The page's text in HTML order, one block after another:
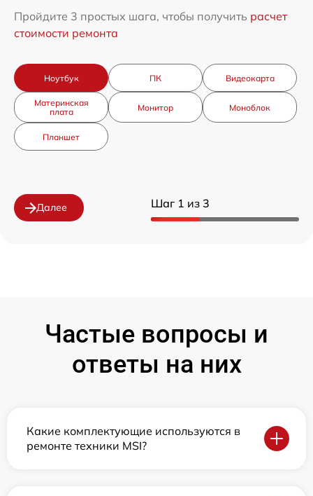
Шаг 1 из 3
Пройдите 3 простых шага, чтобы получить расчет
стоимости ремонта
Ноутбук ПК Видеокарта
Материнская
плата
Монитор Моноблок
Планшет
Далее
Частые вопросы и
ответы на них
Какие комплектующие используются в
ремонте техники MSI?